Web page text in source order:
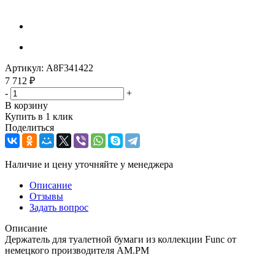
Артикул: A8F341422
7 712 ₽
-
+
В корзину
Купить в 1 клик
Поделиться
Наличие и цену уточняйте у менеджера
Описание
Отзывы
Задать вопрос
Описание
Держатель для туалетной бумаги из коллекции Func от
немецкого производителя AM.PM